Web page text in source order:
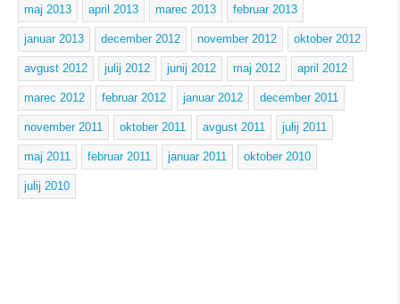
maj 2013 april 2013 marec 2013 februar 2013
januar 2013 december 2012 november 2012 oktober 2012
avgust 2012 julij 2012 junij 2012 maj 2012 april 2012
marec 2012 februar 2012 januar 2012 december 2011
november 2011 oktober 2011 avgust 2011 julij 2011
maj 2011 februar 2011 januar 2011 oktober 2010
julij 2010